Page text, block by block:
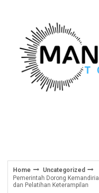
Home
Uncategorized
Pemerintah Dorong
dan Pelatihan Keterampilan